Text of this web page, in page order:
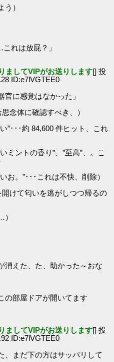
）
れは放屁？」
ましてVIPがお送りします[] 投
ID:e7lVGTEE0
に感覚はなかった」
念体に確認すべき、）
”･･･約 84,600 件ヒット、これ
ントの香り”、”至高”、。こ
。”･･･これは不快、削除）
けて匂いを逃がしつつ帰るの
えた、た、助かった～おな
部屋ドアが開いてます
ましてVIPがお送りします[] 投
ID:e7lVGTEE0
まだ下の方はサッパリして